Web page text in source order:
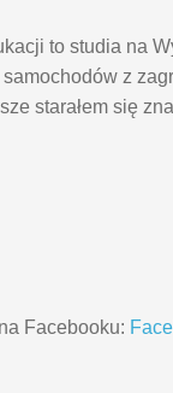
to studia na
z
starałem się
Facebooku: